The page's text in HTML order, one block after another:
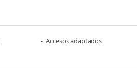
Accesos adaptados